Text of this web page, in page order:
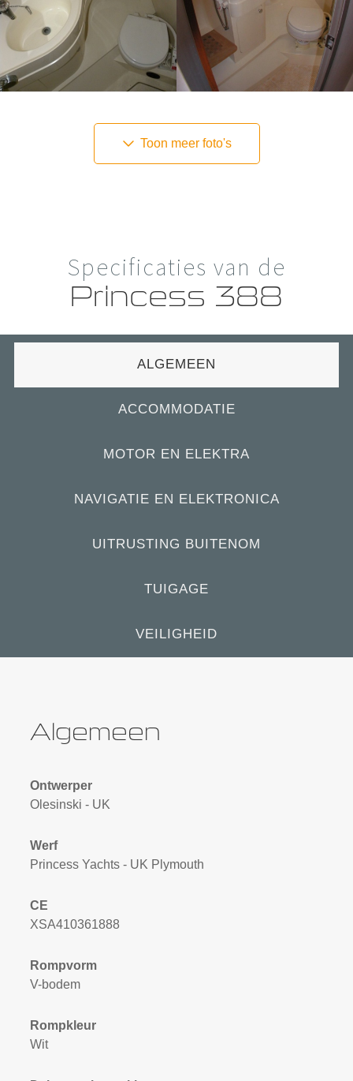
Toon meer foto's
Specificaties van de
Princess 388
Algemeen
Ontwerper
Olesinski - UK
Werf
Princess Yachts - UK Plymouth
CE
XSA410361888
Rompvorm
V-bodem
Rompkleur
Wit
ALGEMEEN
ACCOMMODATIE
MOTOR EN ELEKTRA
NAVIGATIE EN ELEKTRONICA
UITRUSTING BUITENOM
TUIGAGE
VEILIGHEID